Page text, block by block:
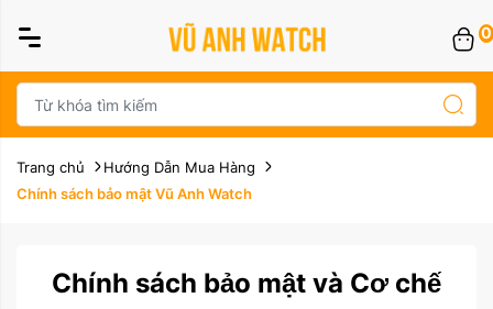
0
Trang chủ
Hướng Dẫn Mua Hàng
Chính sách bảo mật Vũ Anh Watch
Chính sách bảo mật và Cơ chế